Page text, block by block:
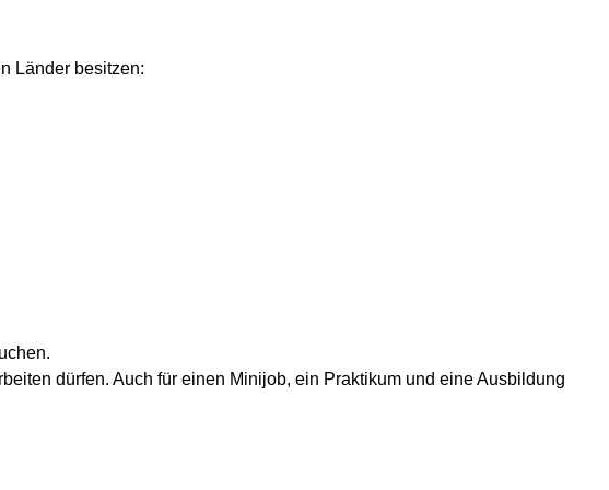
Länder besitzen:
dürfen. Auch für einen Minijob, ein Praktikum und eine Ausbildung